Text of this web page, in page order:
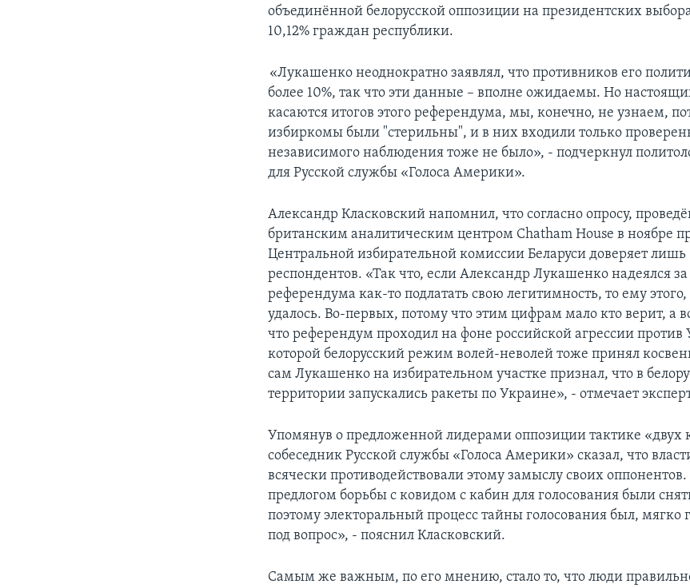
объединённой белорусской оппозиции на президентских
10,12% граждан республики.
«Лукашенко неоднократно заявлял, что противников его
более 10%, так что эти данные – вполне ожидаемы. Но
касаются итогов этого референдума, мы, конечно, не узнаем,
избиркомы были "стерильны", и в них входили только
независимого наблюдения тоже не было», - подчеркнул
для Русской службы «Голоса Америки».
Александр Класковский напомнил, что согласно опросу,
британским аналитическим центром Chatham House в ноябре
Центральной избирательной комиссии Беларуси доверяет лишь
респондентов. «Так что, если Александр Лукашенко надеялся за
референдума как-то подлатать свою легитимность, то ему
удалось. Во-первых, потому что этим цифрам мало кто верит, а
что референдум проходил на фоне российской агрессии
которой белорусский режим волей-неволей тоже принял
сам Лукашенко на избирательном участке признал, что в
территории запускались ракеты по Украине», - отмечает
Упомянув о предложенной лидерами оппозиции тактике «двух
собеседник Русской службы «Голоса Америки» сказал, что
всячески противодействовали этому замыслу своих
предлогом борьбы с ковидом с кабин для голосования были
поэтому электоральный процесс тайны голосования был, мягко
под вопрос», - пояснил Класковский.
Самым же важным, по его мнению, стало то, что люди